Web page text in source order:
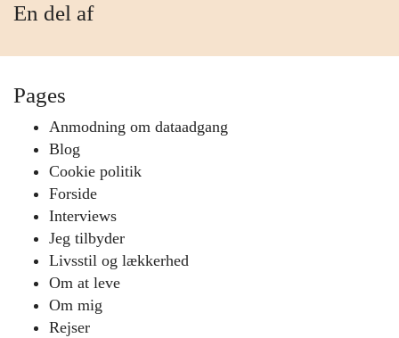
En del af
Pages
Anmodning om dataadgang
Blog
Cookie politik
Forside
Interviews
Jeg tilbyder
Livsstil og lækkerhed
Om at leve
Om mig
Rejser